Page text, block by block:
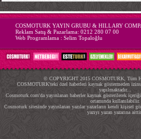
-->
COSMOTURK YAYIN GRUBU & HILLARY
Reklam Satış & Pazarlama: 0212 280 07 00
Web Programlama : Selim Topaloğlu
© COPYRIGHT 2015 COSMOTURK, Tüm
COSMOTURK'teki özel haberleri kaynak göstermeden
yapılmaktadır...
Cosmoturk.com'da yayınlanan haberler kaynak gösterilerek
ortamında kullanılabilir.
Cosmoturk sitesinde yayınlanan yazılar yazarların kendi kişisel
yazıyı yazan yazarına